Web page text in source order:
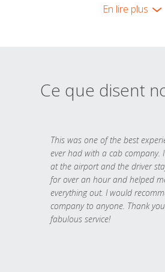
En lire plus
Ce que disent
This was one of the best
ever had with a cab company.
at the airport and the driver
for over an hour and helped
everything out. I would
company to anyone. Thank
fabulous service!